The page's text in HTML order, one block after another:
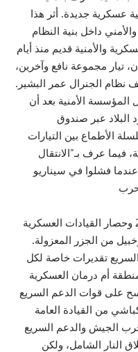
عسكرية جديدة. أثر هذا
والأمنية قديم منذ أيام
تياران، تيار مجموعة نافع وآخرين،
نظام الجنرال عمر البشير.
الأمنية بعد أن
البلاد عبر صندوق
الأطماع بين التيارات
فيما عرف بـ”الانتقال
فيه” بعد تغيير ديسمبر 2019. عندما فشلوا في سيناريو
يقول جودة إن ما بعد حرب أبريل 2023 وحصار القيادات العسكرية
من الجزر المعزولة.
تقديرات خاصة لكل
أم درمان العسكرية
على قوات الدعم السريع
من القيادة العامة
الجيش والدعم السريع
الشامل، ولكن